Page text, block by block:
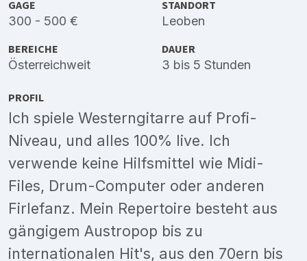
GAGE
300 - 500 €
STANDORT
Leoben
BEREICHE
Österreichweit
DAUER
3 bis 5 Stunden
PROFIL
Ich spiele Westerngitarre auf Profi-
Niveau, und alles 100% live. Ich
verwende keine Hilfsmittel wie Midi-
Files, Drum-Computer oder anderen
Firlefanz. Mein Repertoire besteht aus
gängigem Austropop bis zu
internationalen Hit's, aus den 70ern bis